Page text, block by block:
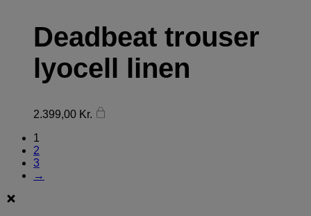
Deadbeat trouser
lyocell linen
2.399,00 Kr.
1
2
3
→